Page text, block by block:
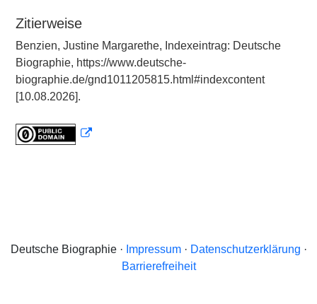
Zitierweise
Benzien, Justine Margarethe, Indexeintrag: Deutsche
Biographie, https://www.deutsche-
biographie.de/gnd1011205815.html#indexcontent
[10.08.2026].
Deutsche Biographie · Impressum· Datenschutzerklärung ·
Barrierefreiheit